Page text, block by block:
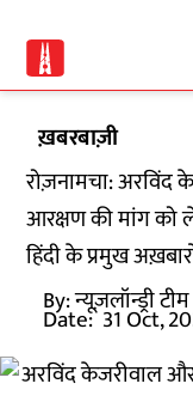
ख़बरबाज़ी
रोज़नामचा: अरविंद
आरक्षण की मांग
हिंदी के प्रमुख
By:न्यूज़लॉन्ड्री टीम
Date: 31 Oct,